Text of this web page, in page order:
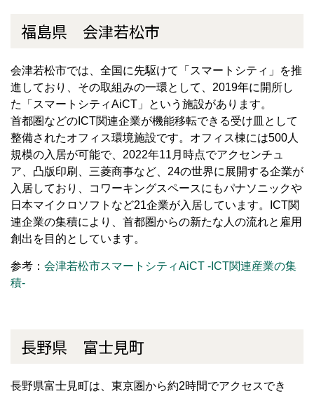
福島県 会津若松市
会津若松市では、全国に先駆けて「スマートシティ」を推
進しており、その取組みの一環として、 2019年に開所し
た「スマートシティAiCT 」という施設があります。
首都圏などの ICT関連企業が機能移転できる受け皿として
整備されたオフィス環境施設です。オフィス棟には500人
規模の入居が可能で、 2022年11 月時点でアクセンチュ
ア、凸版印刷、三菱商事など、 24の世界に展開する企業が
入居しており、コワーキングスペースにもパナソニックや
日本マイクロソフトなど21企業が入居しています。 ICT関
連企業の集積により、首都圏からの新たな人の流れと雇用
創出を目的としています。
参考： 会津若松市スマートシティAiCT -ICT関連産業の集
積-
長野県 富士見町
長野県富士見町は、東京圏から約2時間でアクセスでき